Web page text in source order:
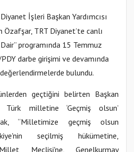
Diyanet İşleri Başkan Yardımcısı
TRT Diyanet’te canlı
programında 15 Temmuz
darbe girişimi ve devamında
bulundu.
geçtiğini belirten Başkan
Türk milletine ‘Geçmiş olsun’
“Milletimize geçmiş olsun
seçilmiş hükümetine,
Millet Meclisi'ne, Genelkurmay